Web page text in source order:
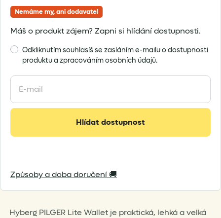
Hyberg PILGER Lite Wallet je praktická, lehká a velká
Nemáme my, ani dodavatel
Máš o produkt zájem? Zapni si hlídání dostupnosti.
Odkliknutím souhlasíš se zasláním e-mailu o dostupnosti
produktu a zpracováním osobních údajů.
Enter
your
email
join
for
Hlídat dostupnost
Způsoby a doba doručení 🚚